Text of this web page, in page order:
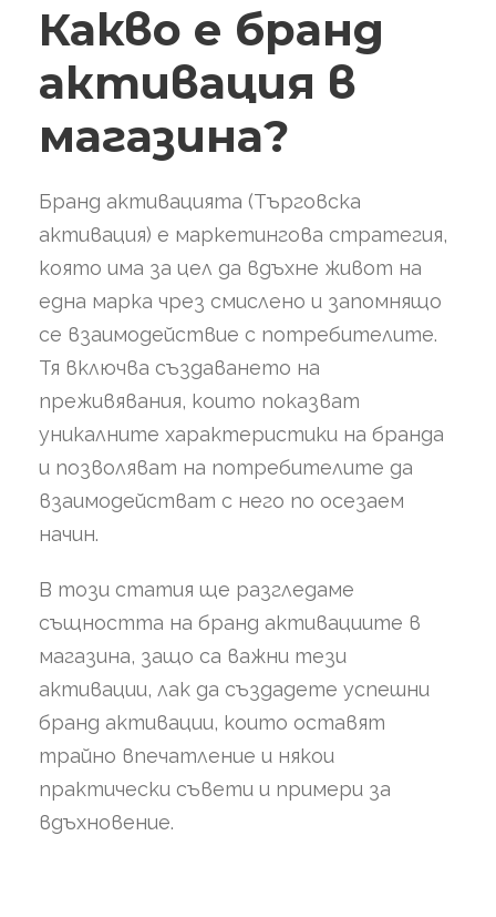
Какво е бранд
активация в
магазина?
Бранд активацията (Търговска
активация) е маркетингова стратегия,
която има за цел да вдъхне живот на
една марка чрез смислено и запомнящо
се взаимодействие с потребителите.
Тя включва създаването на
преживявания, които показват
уникалните характеристики на бранда
и позволяват на потребителите да
взаимодействат с него по осезаем
начин.
В този статия ще разгледаме
същността на бранд активациите в
магазина, защо са важни тези
активации, лак да създадете успешни
бранд активации, които оставят
трайно впечатление и някои
практически съвети и примери за
вдъхновение.